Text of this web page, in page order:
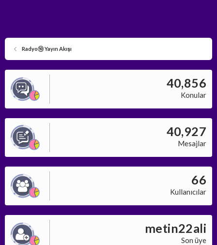
Radyo⑩ Yayın Akışı
40,856
Konular
40,927
Mesajlar
66
Kullanıcılar
metin22ali
Son üye